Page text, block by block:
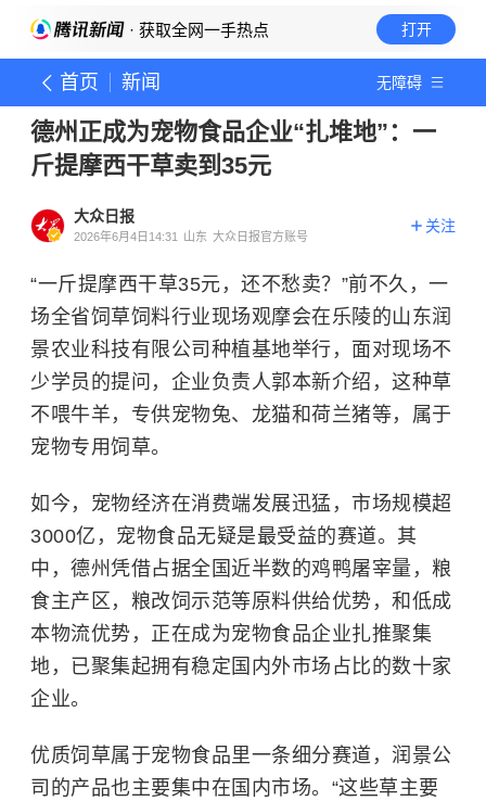
· 获取全网一手热点 打开
首页 新闻 无障碍
德州正成为宠物食品企业“扎堆地”：一
斤提摩西干草卖到35元
大众日报
2026年6月4日14:31 山东 大众日报官方账号
关注
“一斤提摩西干草35元，还不愁卖？”前不久，一
场全省饲草饲料行业现场观摩会在乐陵的山东润
景农业科技有限公司种植基地举行，面对现场不
少学员的提问，企业负责人郭本新介绍，这种草
不喂牛羊，专供宠物兔、龙猫和荷兰猪等，属于
宠物专用饲草。
如今，宠物经济在消费端发展迅猛，市场规模超
3000亿，宠物食品无疑是最受益的赛道。其
中，德州凭借占据全国近半数的鸡鸭屠宰量，粮
食主产区，粮改饲示范等原料供给优势，和低成
本物流优势，正在成为宠物食品企业扎推聚集
地，已聚集起拥有稳定国内外市场占比的数十家
企业。
优质饲草属于宠物食品里一条细分赛道，润景公
司的产品也主要集中在国内市场。“这些草主要